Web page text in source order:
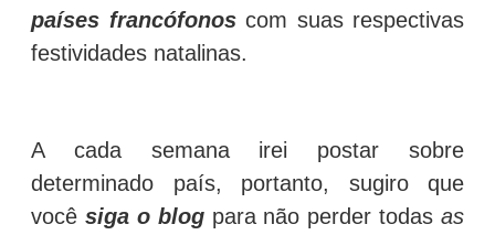
países francófonoscom suas respectivas
festividades natalinas.
A cada semana irei postar sobre
determinado país, portanto, sugiro que
você siga o blogpara não perder todas as